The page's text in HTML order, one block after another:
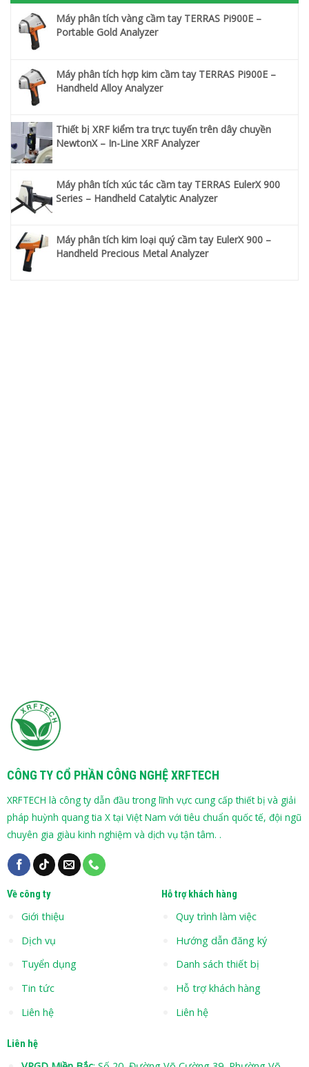
Máy phân tích vàng cầm tay TERRAS Pi900E –
Portable Gold Analyzer
Máy phân tích hợp kim cầm tay TERRAS Pi900E –
Handheld Alloy Analyzer
Thiết bị XRF kiểm tra trực tuyến trên dây chuyền
NewtonX – In-Line XRF Analyzer
Máy phân tích xúc tác cầm tay TERRAS EulerX 900
Series – Handheld Catalytic Analyzer
Máy phân tích kim loại quý cầm tay EulerX 900 –
Handheld Precious Metal Analyzer
CÔNG TY CỔ PHẦN CÔNG NGHỆ XRFTECH
XRFTECH là công ty dẫn đầu trong lĩnh vực cung cấp thiết bị và giải
pháp huỳnh quang tia X tại Việt Nam với tiêu chuẩn quốc tế, đội ngũ
chuyên gia giàu kinh nghiệm và dịch vụ tận tâm. .
Về công ty
Giới thiệu
Dịch vụ
Tuyển dụng
Tin tức
Liên hệ
Hỗ trợ khách hàng
Quy trình làm việc
Hướng dẫn đăng ký
Danh sách thiết bị
Hỗ trợ khách hàng
Liên hệ
Liên hệ